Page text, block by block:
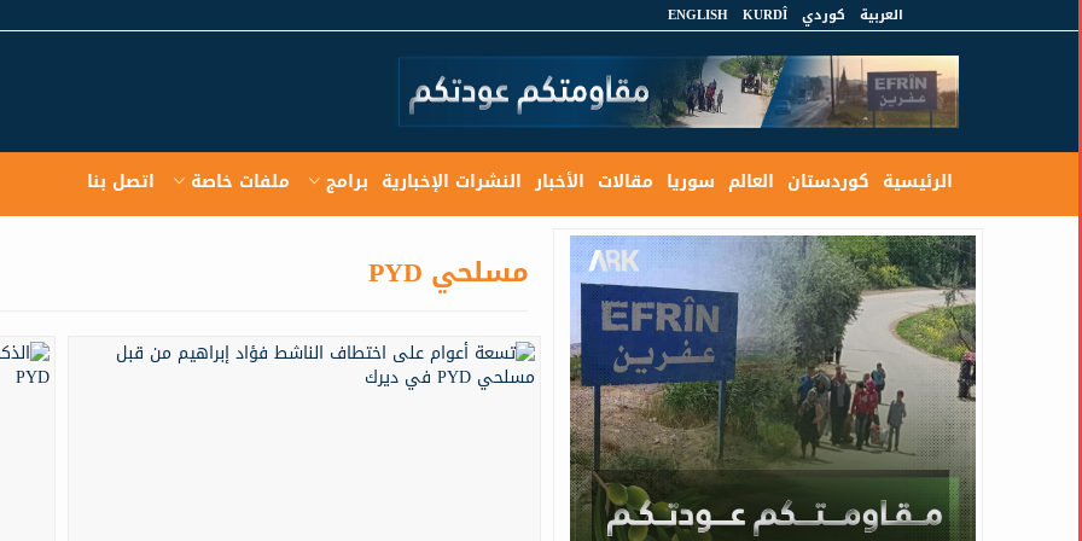
العربية كوردي KURDÎ
ENGLISH
الرئيسية كوردستان العالم سوريا مقالات الأخبار النشرات الإخبارية برامج ملفات خاصة اتصل بنا
مسلحي PYD